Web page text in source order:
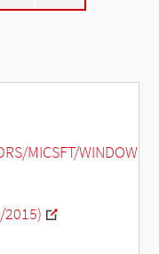
MICSFT/WINDOWS/
2015)